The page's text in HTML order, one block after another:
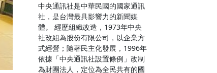
中央通訊社是中華民國的國家通訊
社，是台灣最具影響力的新聞媒
體。 經歷組織改造，1973年中央
社改組為股份有限公司，以企業方
式經營；隨著民主化發展，1996年
依據「中央通訊社設置條例」改制
為財團法人，定位為全民共有的國